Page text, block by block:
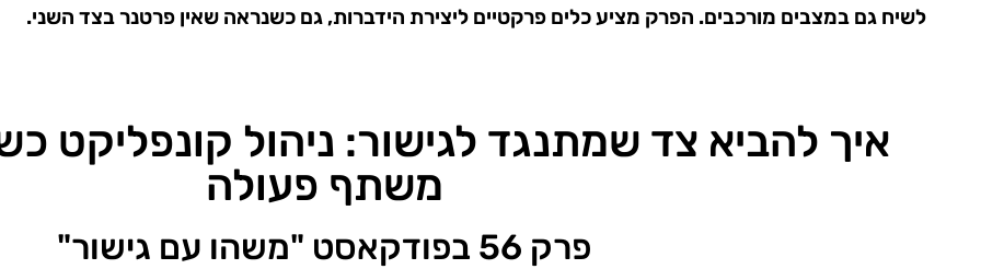
לשיח גם במצבים מורכבים. הפרק מציע כלים פרקטיים ליצירת הידברות, גם כשנראה שאין פרטנר בצד השני.
איך להביא צד שמתנגד לגישור: ניהול קונפליקט
משתף פעולה
פרק 56 בפודקאסט "משהו עם גישור"